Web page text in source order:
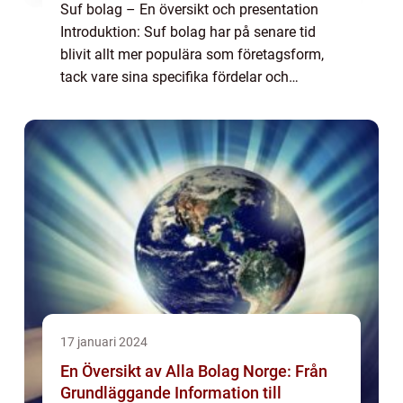
Suf bolag – En översikt och presentation
Introduktion: Suf bolag har på senare tid
blivit allt mer populära som företagsform,
tack vare sina specifika fördelar och
övergripande, grundlig översikt ö...
17 januari 2024
En Översikt av Alla Bolag Norge: Från
Grundläggande Information till